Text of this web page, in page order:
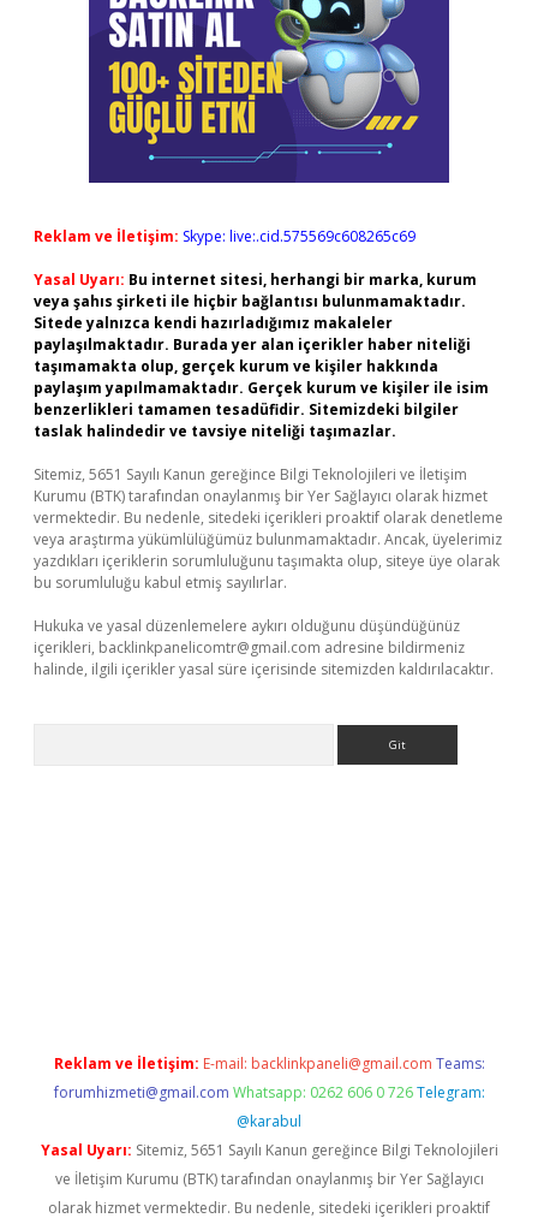
Reklam ve İletişim: Skype: live:.cid.575569c608265c69
Yasal Uyarı: Bu internet sitesi, herhangi bir marka, kurum
veya şahıs şirketi ile hiçbir bağlantısı bulunmamaktadır.
Sitede yalnızca kendi hazırladığımız makaleler
paylaşılmaktadır. Burada yer alan içerikler haber niteliği
taşımamakta olup, gerçek kurum ve kişiler hakkında
paylaşım yapılmamaktadır. Gerçek kurum ve kişiler ile isim
benzerlikleri tamamen tesadüfidir. Sitemizdeki bilgiler
taslak halindedir ve tavsiye niteliği taşımazlar.
Sitemiz, 5651 Sayılı Kanun gereğince Bilgi Teknolojileri ve İletişim
Kurumu (BTK) tarafından onaylanmış bir Yer Sağlayıcı olarak hizmet
vermektedir. Bu nedenle, sitedeki içerikleri proaktif olarak denetleme
veya araştırma yükümlülüğümüz bulunmamaktadır. Ancak, üyelerimiz
yazdıkları içeriklerin sorumluluğunu taşımakta olup, siteye üye olarak
bu sorumluluğu kabul etmiş sayılırlar.
Hukuka ve yasal düzenlemelere aykırı olduğunu düşündüğünüz
içerikleri, backlinkpanelicomtr@gmail.com adresine bildirmeniz
halinde, ilgili içerikler yasal süre içerisinde sitemizden kaldırılacaktır.
Reklam ve İletişim: E-mail: backlinkpaneli@gmail.com Teams:
forumhizmeti@gmail.com Whatsapp: 0262 606 0 726 Telegram:
@karabul
Yasal Uyarı: Sitemiz, 5651 Sayılı Kanun gereğince Bilgi Teknolojileri
ve İletişim Kurumu (BTK) tarafından onaylanmış bir Yer Sağlayıcı
olarak hizmet vermektedir. Bu nedenle, sitedeki içerikleri proaktif